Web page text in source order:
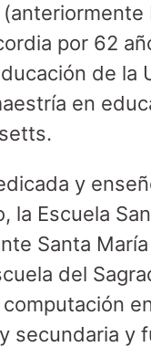
por 62
de la
en
y
la Escuela
Santa
del
secundaria